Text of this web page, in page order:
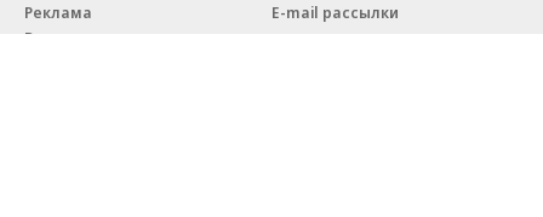
Реклама
Вакансии
E-mail рассылки